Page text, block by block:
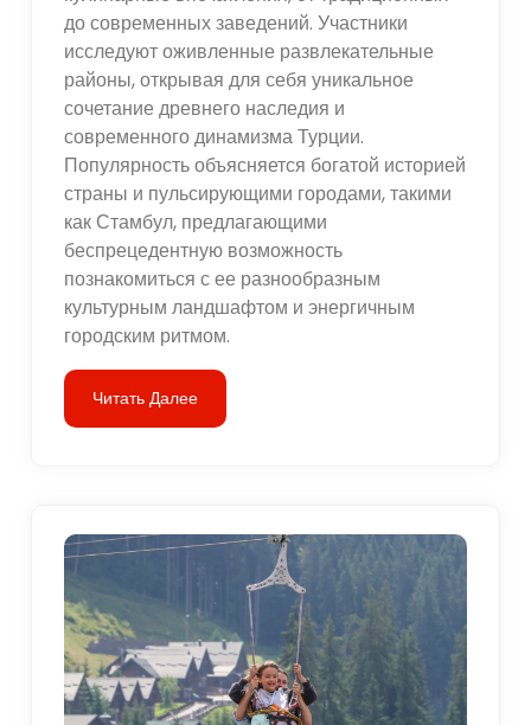
до современных заведений. Участники
исследуют оживленные развлекательные
районы, открывая для себя уникальное
сочетание древнего наследия и
современного динамизма Турции.
Популярность объясняется богатой историей
страны и пульсирующими городами, такими
как Стамбул, предлагающими
беспрецедентную возможность
познакомиться с ее разнообразным
культурным ландшафтом и энергичным
городским ритмом.
Читать Далее